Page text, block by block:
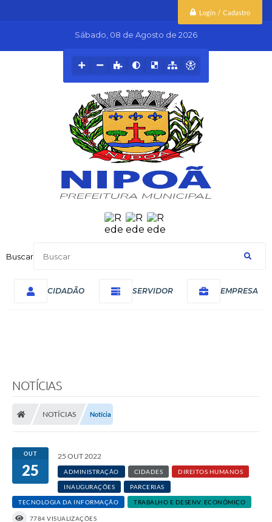
Login / Cadastro
Buscar
CIDADÃO SERVIDOR EMPRESA
Sábado 08 de Agosto de 2026
NOTÍCIAS
NOTÍCIAS Notícia
OUT
25
25 OUT 2022
ADMINISTRAÇÃO CIDADES DIREITOS HUMANOS
INAUGURAÇÕES PARCERIAS
TECNOLOGIA DA INFORMAÇÃO TRABALHO E DESENV. ECONÔMICO
7784 VISUALIZAÇÕES